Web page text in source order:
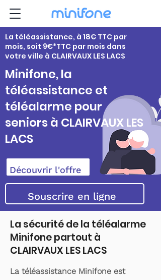
La téléassistance, à 18€ TTC par
mois, soit 9€*TTC par mois dans
votre ville à CLAIRVAUX LES LACS
Minifone, la
téléassistance et
téléalarme pour
seniors à CLAIRVAUX LES
LACS
Découvrir l'offre
Souscrire en ligne
La sécurité de la téléalarme
Minifone partout à
CLAIRVAUX LES LACS
La téléassistance Minifone est